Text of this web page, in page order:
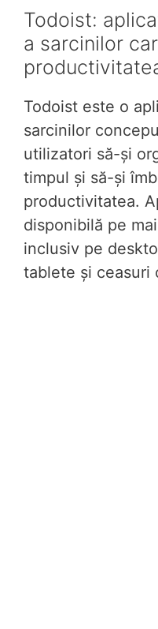
Todoist:
a sarcinilor
Todoist este o
sarcinilor
utilizatori să-și
timpul și să-și
productivitatea.
disponibilă pe
inclusiv pe
tablete și ceasuri